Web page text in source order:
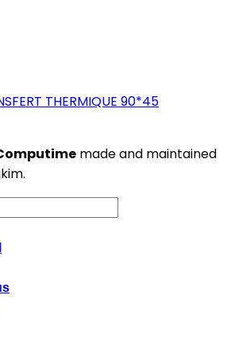
THERMIQUE 90*45
made and maintained